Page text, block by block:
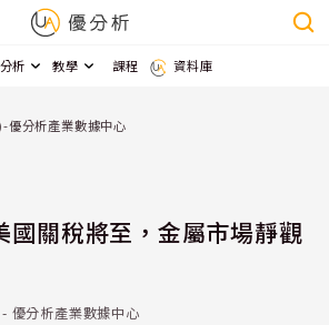
分析 教學 課程 資料庫
優分析產業數據中心
國關稅將至，金屬市場靜觀
優分析產業數據中心